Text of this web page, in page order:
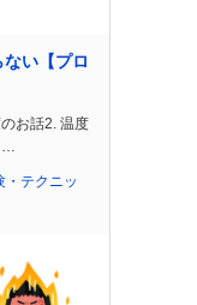
い【プロ
お話2. 温度
…
・テクニッ